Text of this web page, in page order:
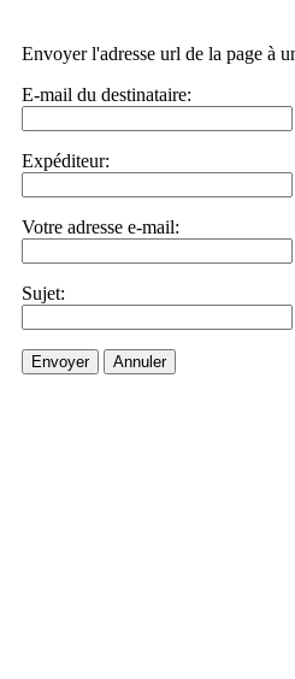
Envoyer l'adresse url de la page à
E-mail du destinataire:
Expéditeur:
Votre adresse e-mail:
Sujet:
Envoyer Annuler